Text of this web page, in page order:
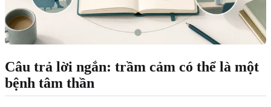
Câu trả lời ngắn: trầm cảm có thể là một
bệnh tâm thần